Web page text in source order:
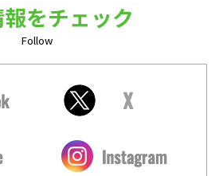
をチェック
Follow